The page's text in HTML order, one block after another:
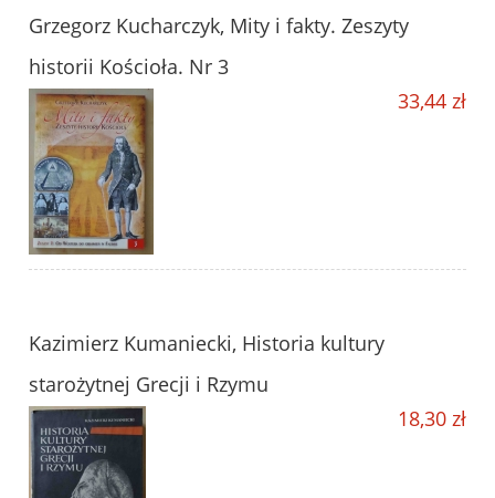
Grzegorz Kucharczyk, Mity i fakty. Zeszyty
historii Kościoła. Nr 3
33,44 zł
Kazimierz Kumaniecki, Historia kultury
starożytnej Grecji i Rzymu
18,30 zł